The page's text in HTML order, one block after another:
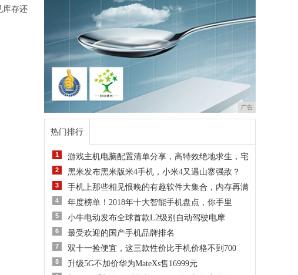
库存还
广告
热门排行
1 游戏主机电脑配置清单分享，高特效绝地求生，宅
2 黑米发布黑米版米4手机，小米4又遇山寨强敌？
3 手机上那些相见恨晚的有趣软件大集合，内存再满
4 年度榜单！2018年十大智能手机盘点，你手里
5 小牛电动发布全球首款L2级别自动驾驶电摩
6 最受欢迎的国产手机品牌排名
7 双十一捡便宜，这三款性价比手机价格不到700
8 升级5G不加价华为MateXs售16999元